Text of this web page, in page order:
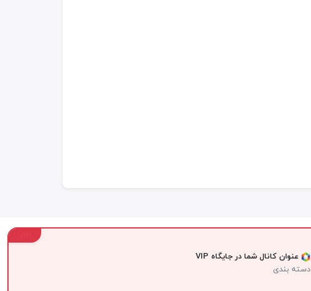
عنوان کانال شما در جایگاه VIP
دسته بندی